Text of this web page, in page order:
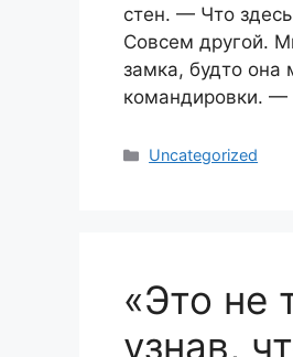
стен. — Что
Совсем другой.
замка, будто она
командировки.
Categories
Uncategorized
«Это не
узнав,